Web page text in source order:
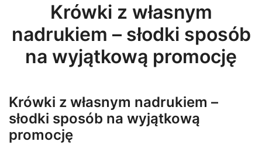
Krówki z własnym
nadrukiem – słodki sposób
na wyjątkową promocję
Krówki z własnym nadrukiem –
słodki sposób na wyjątkową
promocję